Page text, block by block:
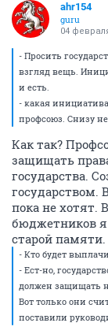
ahr154
guru
04
- Просить
взгляд вещь.
и есть.
- какая
профсоюз. Снизу
Как так?
защищать
государства.
государством.
пока не хотят.
бюджетников я
старой памяти.
- Кто будет
- Ест-но,
должен защищать
Вот только они
поставили